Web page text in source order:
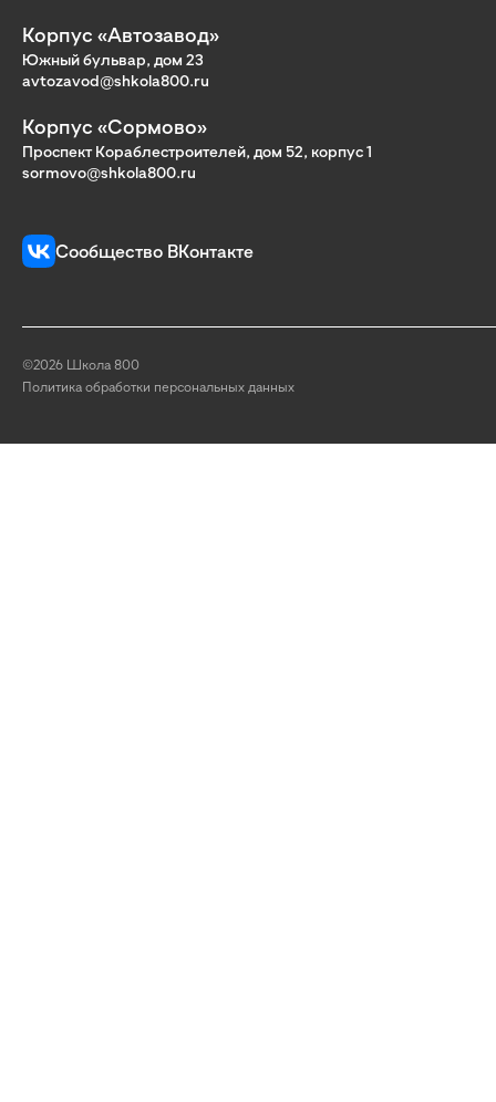
Корпус «Автозавод»
Южный бульвар, дом 23
avtozavod@shkola800.ru
Корпус «Сормово»
Проспект Кораблестроителей, дом 52, корпус 1
sormovo@shkola800.ru
Сообщество ВКонтакте
©2026 Школа 800
Политика обработки персональных данных